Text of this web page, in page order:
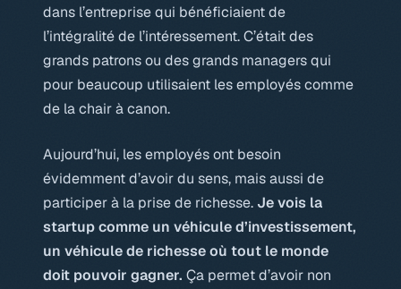
dans l’entreprise qui bénéficiaient de
l’intégralité de l’intéressement. C’était des
grands patrons ou des grands managers qui
pour beaucoup utilisaient les employés comme
de la chair à canon.
Aujourd’hui, les employés ont besoin
évidemment d’avoir du sens, mais aussi de
participer à la prise de richesse. Je vois la
startup comme un véhicule d’investissement,
un véhicule de richesse où tout le monde
doit pouvoir gagner. Ça permet d’avoir non